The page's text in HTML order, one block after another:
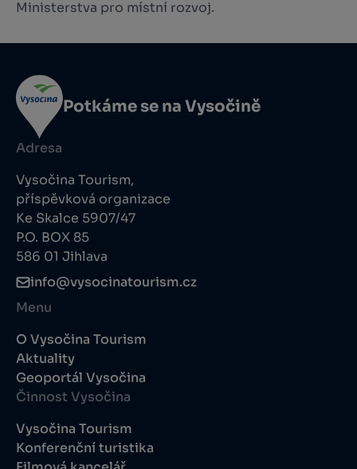
Ministerstva pro místní rozvoj.
Potkáme se na Vysočině
Adresa
Vysočina Tourism,
příspěvková organizace
Ke Skalce 5907/47
P.O. BOX 85
586 01 Jihlava
info@vysocinatourism.cz
Menu
O Vysočina Tourism
Aktuality
Geoportál Vysočina
Činnost Vysočina
Vysočina Tourism
Konferenční turistika